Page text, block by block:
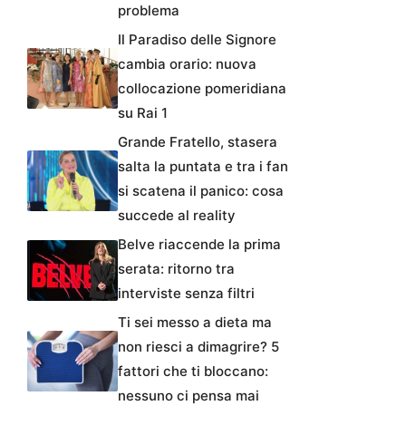
problema
Il Paradiso delle Signore
cambia orario: nuova
collocazione pomeridiana
su Rai 1
Grande Fratello, stasera
salta la puntata e tra i fan
si scatena il panico: cosa
succede al reality
Belve riaccende la prima
serata: ritorno tra
interviste senza filtri
Ti sei messo a dieta ma
non riesci a dimagrire? 5
fattori che ti bloccano:
nessuno ci pensa mai